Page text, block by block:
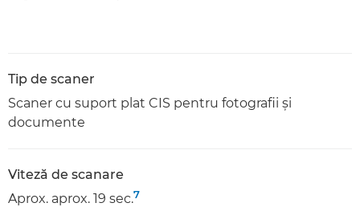
Tip de scaner
Scaner cu suport plat CIS pentru fotografii şi
documente
Viteză de scanare
Aprox. aprox. 19 sec.7